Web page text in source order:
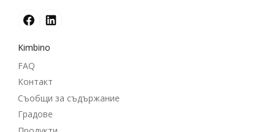
Kimbino
FAQ
Контакт
Съобщи за съдържание
Градове